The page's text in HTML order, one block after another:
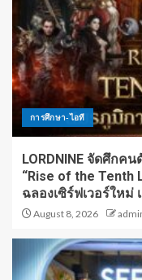
การศึกษา-ไอที
LORDNINE จัดศึกค
“Rise of the Tenth
ฉลองเซิร์ฟเวอร์ใหม่
August 8, 2026